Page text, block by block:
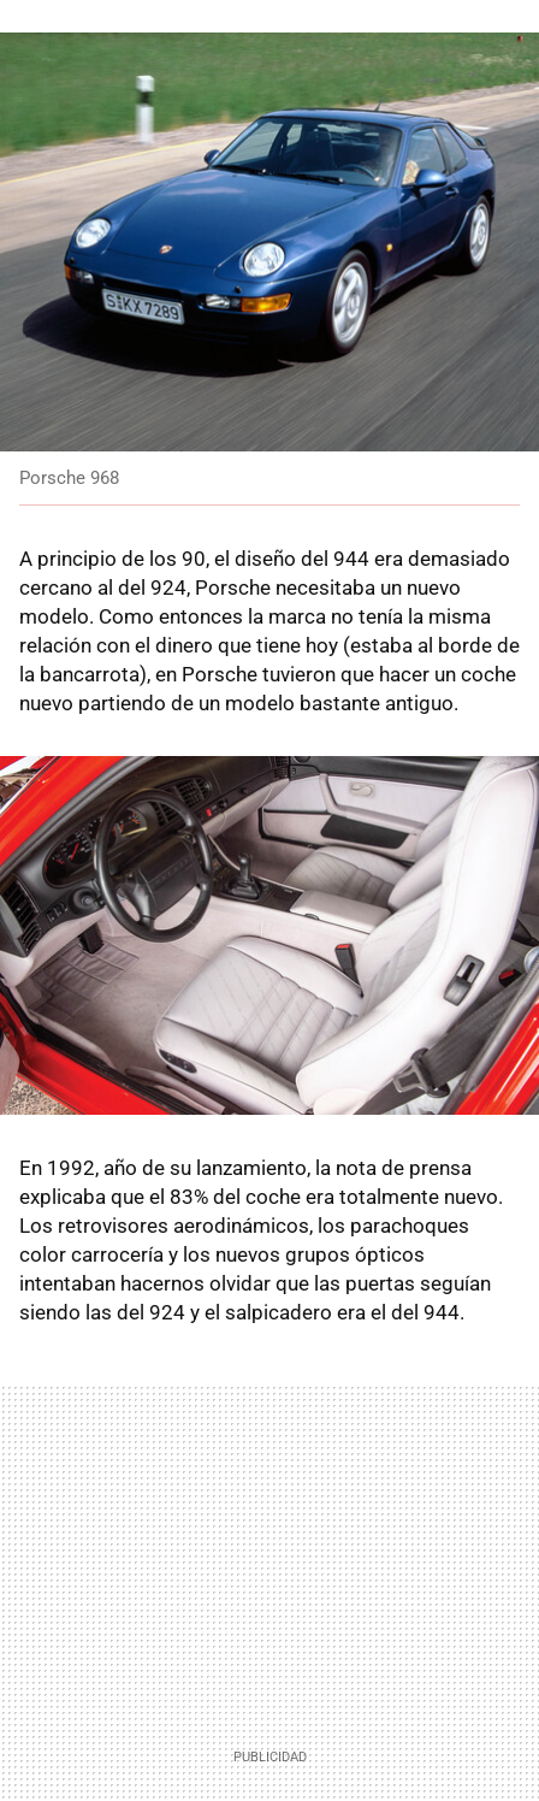
Porsche 968
A principio de los 90, el diseño del 944 era demasiado
cercano al del 924, Porsche necesitaba un nuevo
modelo. Como entonces la marca no tenía la misma
relación con el dinero que tiene hoy (estaba al borde de
la bancarrota), en Porsche tuvieron que hacer un coche
nuevo partiendo de un modelo bastante antiguo.
En 1992, año de su lanzamiento, la nota de prensa
explicaba que el 83% del coche era totalmente nuevo.
Los retrovisores aerodinámicos, los parachoques
color carrocería y los nuevos grupos ópticos
intentaban hacernos olvidar que las puertas seguían
siendo las del 924 y el salpicadero era el del 944.